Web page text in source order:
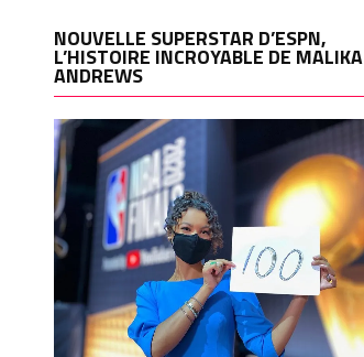
NOUVELLE SUPERSTAR D’ESPN,
L’HISTOIRE INCROYABLE DE MALIKA
ANDREWS